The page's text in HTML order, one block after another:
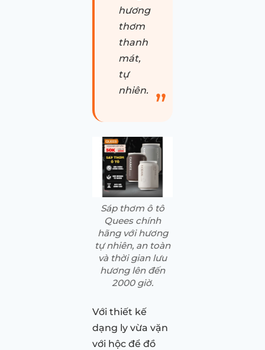
hương
thơm
thanh
mát,
tự
nhiên.
Sáp thơm ô tô
Quees chính
hãng với hương
tự nhiên, an toàn
và thời gian lưu
hương lên đến
2000 giờ.
Với thiết kế
dạng ly vừa vặn
với hộc để đồ